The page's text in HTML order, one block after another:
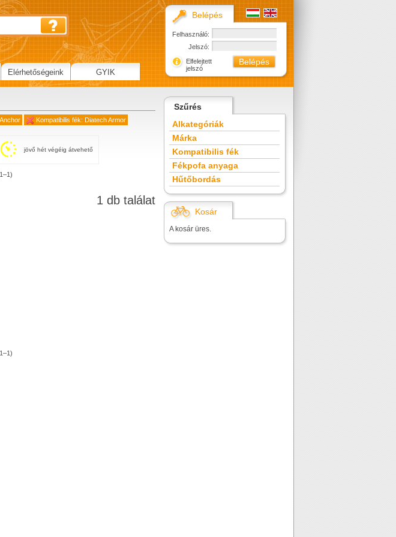
Kompatibilis fék: Diatech Armor
jövő hét végéig átvehető
1 db találat
Szűrés
Alkategóriák
Márka
Kompatibilis fék
Fékpofa anyaga
Hűtőbordás
Kosár
A kosár üres.
Belépés
Felhasználó:
Jelszó:
Elfelejtett
jelszó
Elérhetőségeink GYIK